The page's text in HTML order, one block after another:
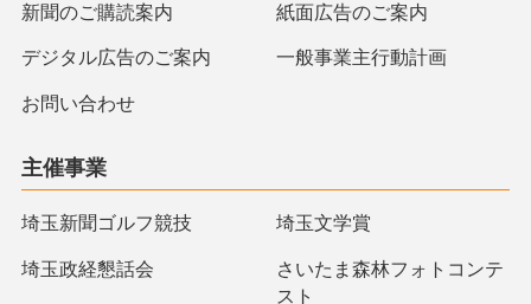
新聞のご購読案内 紙面広告のご案内
デジタル広告のご案内 一般事業主行動計画
お問い合わせ
主催事業
埼玉新聞ゴルフ競技 埼玉文学賞
埼玉政経懇話会
さいたま森林フォトコンテ
スト